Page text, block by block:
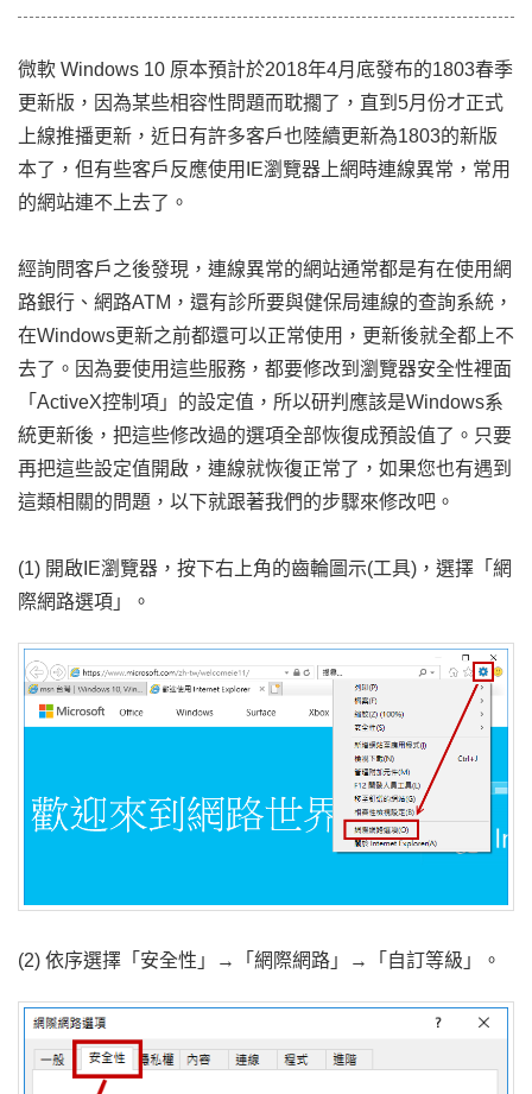
微軟 Windows 10 原本預計於2018年4月底發布的1803春季
更新版，因為某些相容性問題而耽擱了，直到5月份才正式
上線推播更新，近日有許多客戶也陸續更新為1803的新版
本了，但有些客戶反應使用IE瀏覽器上網時連線異常，常用
的網站連不上去了。
經詢問客戶之後發現，連線異常的網站通常都是有在使用網
路銀行、網路ATM，還有診所要與健保局連線的查詢系統，
在Windows更新之前都還可以正常使用，更新後就全都上不
去了。因為要使用這些服務，都要修改到瀏覽器安全性裡面
「ActiveX控制項」的設定值，所以研判應該是Windows系
統更新後，把這些修改過的選項全部恢復成預設值了。只要
再把這些設定值開啟，連線就恢復正常了，如果您也有遇到
這類相關的問題，以下就跟著我們的步驟來修改吧。
(1) 開啟IE瀏覽器，按下右上角的齒輪圖示(工具)，選擇「網
際網路選項」。
(2) 依序選擇「安全性」→「網際網路」→「自訂等級」。